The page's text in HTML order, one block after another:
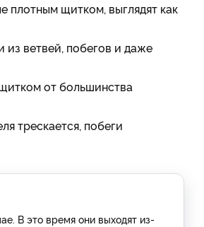
плотным щитком, выглядят как
ветвей, побегов и даже
от большинства
трескается, побеги
В это время они выходят из-